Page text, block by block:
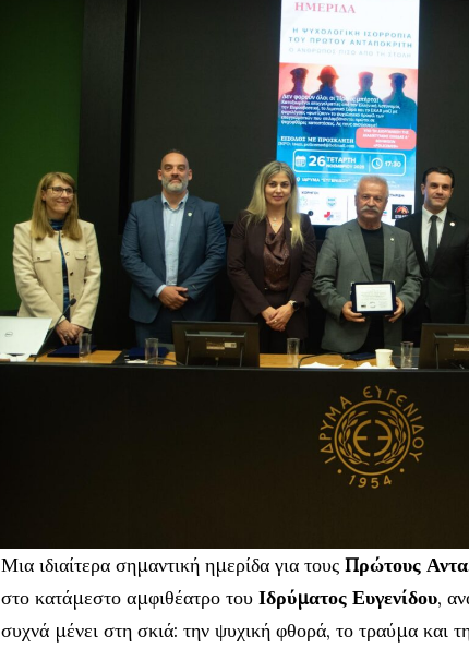
Μια ιδιαίτερα σημαντική ημερίδα για τους Πρώτους
στο κατάμεστο αμφιθέατρο του Ιδρύματος Ευγενίδου,
συχνά μένει στη σκιά: την ψυχική φθορά, το τραύμα και